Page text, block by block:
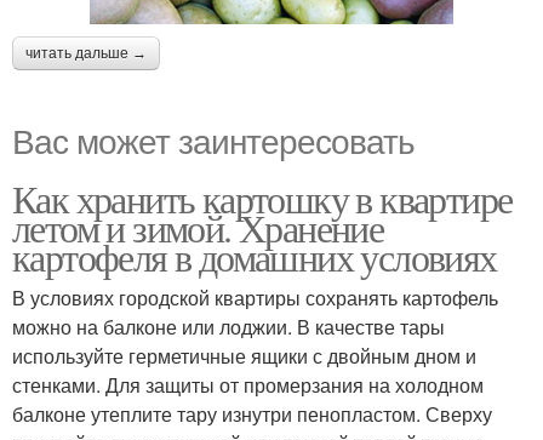
читать дальше →
Вас может заинтересовать
Как хранить картошку в квартире
летом и зимой. Хранение
картофеля в домашних условиях
В условиях городской квартиры сохранять картофель
можно на балконе или лоджии. В качестве тары
используйте герметичные ящики с двойным дном и
стенками. Для защиты от промерзания на холодном
балконе утеплите тару изнутри пенопластом. Сверху